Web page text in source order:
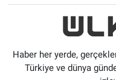
Haber her yerde,
Türkiye ve dünya